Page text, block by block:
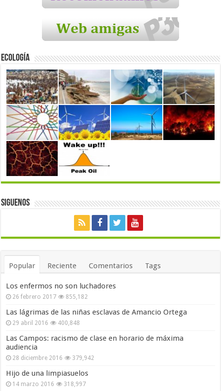
Ecología
Siguenos
Popular Reciente Comentarios Tags
Los enfermos no son luchadores
26 febrero 2017 855,182
Las lágrimas de las niñas esclavas de Amancio Ortega
29 abril 2016 400,848
Las Campos: racismo de clase en horario de máxima
audiencia
28 diciembre 2016 379,942
Hijo de una limpiasuelos
14 marzo 2016 318,997